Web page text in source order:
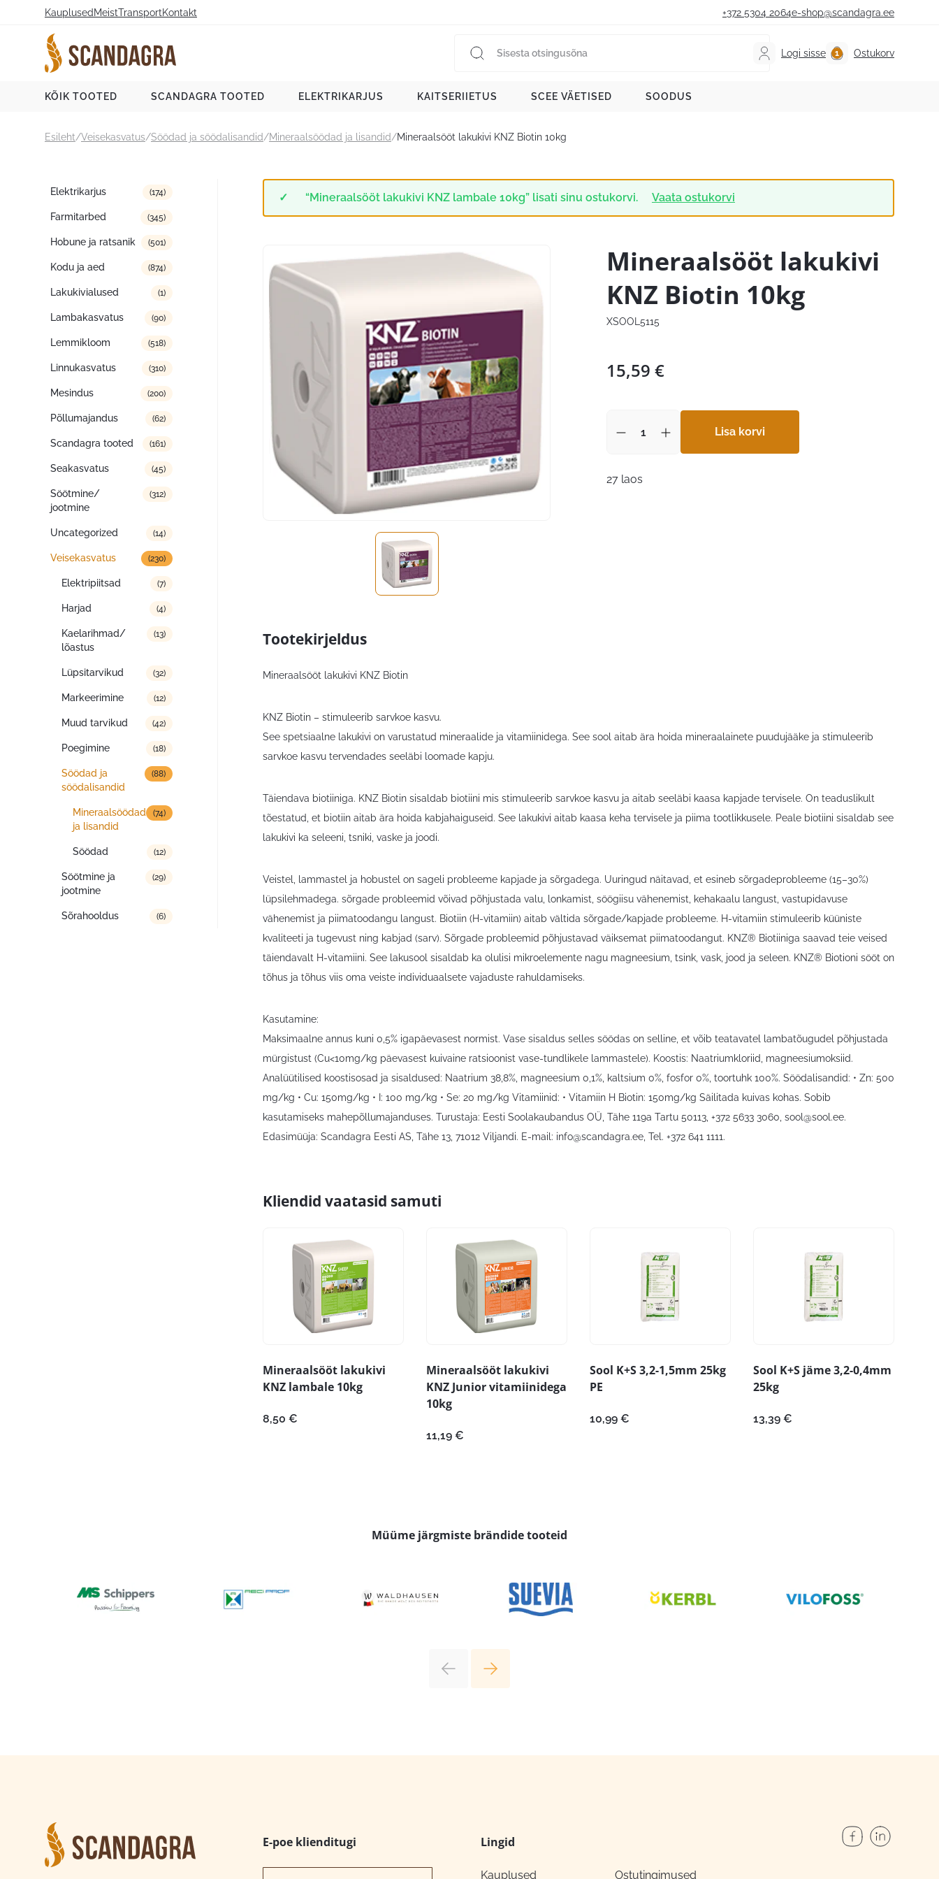
Kauplused MeistTransportKontakt +372 5304 2064e-shop@scandagra.ee
Logi sisse Ostukorv
KÕIK TOOTED SCANDAGRA TOOTED ELEKTRIKARJUS KAITSERIIETUS SCEE VÄETISED SOODUS
Esileht/Veisekasvatus/Söödad ja söödalisandid/Mineraalsöödad ja lisandid/Mineraalsööt lakukivi KNZ Biotin 10kg
Tootekategooriad
Elektrikarjus (174)
Farmitarbed (345)
Hobune ja ratsanik (501)
Kodu ja aed (874)
Lakukivialused (1)
Lambakasvatus (90)
Lemmikloom (518)
Linnukasvatus (310)
Mesindus (200)
Põllumajandus (62)
Scandagra tooted (161)
Seakasvatus (45)
Söötmine/
jootmine
(312)
Uncategorized (14)
Veisekasvatus (230)
Elektripiitsad (7)
Harjad (4)
Kaelarihmad/
lõastus
(13)
Lüpsitarvikud (32)
Markeerimine (12)
Muud tarvikud (42)
Poegimine (18)
Söödad ja
söödalisandid
(88)
Mineraalsöödad
ja lisandid
(74)
Söödad (12)
Söötmine ja
jootmine
(29)
Sõrahooldus (6)
“Mineraalsööt lakukivi KNZ lambale 10kg” lisati sinu ostukorvi. Vaata ostukorvi
Mineraalsööt lakukivi
KNZ Biotin 10kg
XSOOL5115
15,59 €
Lisa korvi
27 laos
Tootekirjeldus
Mineraalsööt lakukivi KNZ Biotin
KNZ Biotin – stimuleerib sarvkoe kasvu.
See spetsiaalne lakukivi on varustatud mineraalide ja vitamiinidega. See sool aitab ära hoida mineraalainete puudujääke ja stimuleerib
sarvkoe kasvu tervendades seeläbi loomade kapju.
Täiendava biotiiniga. KNZ Biotin sisaldab biotiini mis stimuleerib sarvkoe kasvu ja aitab seeläbi kaasa kapjade tervisele. On teaduslikult
tõestatud, et biotiin aitab ära hoida kabjahaiguseid. See lakukivi aitab kaasa keha tervisele ja piima tootlikkusele. Peale biotiini sisaldab see
lakukivi ka seleeni, tsniki, vaske ja joodi.
Veistel, lammastel ja hobustel on sageli probleeme kapjade ja sõrgadega. Uuringud näitavad, et esineb sõrgadeprobleeme (15–30%)
lüpsilehmadega. sõrgade probleemid võivad põhjustada valu, lonkamist, söögiisu vähenemist, kehakaalu langust, vastupidavuse
vähenemist ja piimatoodangu langust. Biotiin (H-vitamiin) aitab vältida sõrgade/kapjade probleeme. H-vitamiin stimuleerib küüniste
kvaliteeti ja tugevust ning kabjad (sarv). Sõrgade probleemid põhjustavad väiksemat piimatoodangut. KNZ® Biotiiniga saavad teie veised
täiendavalt H-vitamiini. See lakusool sisaldab ka olulisi mikroelemente nagu magneesium, tsink, vask, jood ja seleen. KNZ® Biotioni sööt on
tõhus ja tõhus viis oma veiste individuaalsete vajaduste rahuldamiseks.
Kasutamine:
Maksimaalne annus kuni 0,5% igapäevasest normist. Vase sisaldus selles söödas on selline, et võib teatavatel lambatõugudel põhjustada
mürgistust (Cu<10mg/kg päevasest kuivaine ratsioonist vase-tundlikele lammastele). Koostis: Naatriumkloriid, magneesiumoksiid.
Analüütilised koostisosad ja sisaldused: Naatrium 38,8%, magneesium 0,1%, kaltsium 0%, fosfor 0%, toortuhk 100%. Söödalisandid: • Zn: 500
mg/kg • Cu: 150mg/kg • I: 100 mg/kg • Se: 20 mg/kg Vitamiinid: • Vitamiin H Biotin: 150mg/kg Säilitada kuivas kohas. Sobib
kasutamiseks mahepõllumajanduses. Turustaja: Eesti Soolakaubandus OÜ, Tähe 119a Tartu 50113, +372 5633 3060, sool@sool.ee.
Edasimüüja: Scandagra Eesti AS, Tähe 13, 71012 Viljandi. E-mail: info@scandagra.ee , Tel. +372 641 1111.
Kliendid vaatasid samuti
Mineraalsööt lakukivi
KNZ lambale 10kg
8,50 €
Mineraalsööt lakukivi
KNZ Junior vitamiinidega
10kg
11,19 €
Sool K+S 3,2-1,5mm 25kg
PE
10,99 €
Sool K+S jäme 3,2-0,4mm
25kg
13,39 €
Müüme järgmiste brändide tooteid
E-poe klienditugi Lingid
Kauplused Ostutingimused